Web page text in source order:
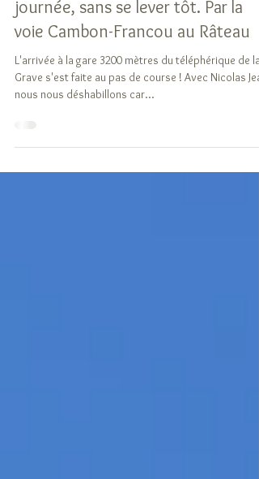
3 avr. 2019
Grimper une grande face Nord à la
journée, sans se lever tôt. Par la
voie Cambon-Francou au Râteau
nous nous déshabillons car...